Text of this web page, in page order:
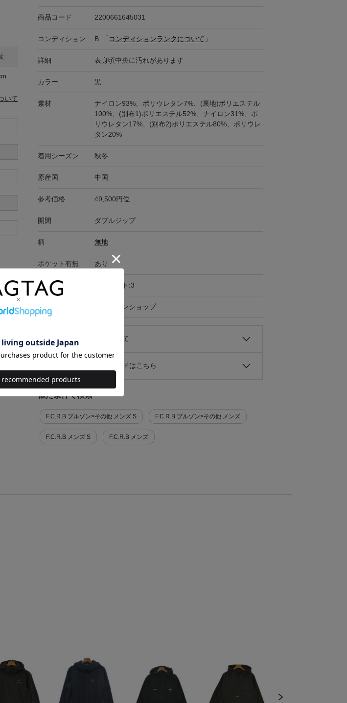
いて
商品コード 2200661645031
コンディション B 「 コンディションランクについて 」
詳細 表身頃中央に汚れがあります
カラー 黒
素材
ナイロン93%、ポリウレタン7%、(裏地)ポリエステル
100%、(別布1)ポリエステル52%、ナイロン31%、ポ
リウレタン17%、(別布2)ポリエステル80%、ポリウレ
タン20%
着用シーズン 秋冬
原産国 中国
参考価格 49,500円位
開閉 ダブルジップ
柄 無地
ポケット有無 あり
ポケット 外ポケット:3
在庫店舗 オンラインショップ
キャンセル・返品について
お買い物時のご利用ガイドはこちら
似た条件で検索
F.C.R.B ブルゾン>その他 メンズ S F.C.R.B ブルゾン>その他 メンズ
F.C.R.B メンズ S F.C.R.B メンズ